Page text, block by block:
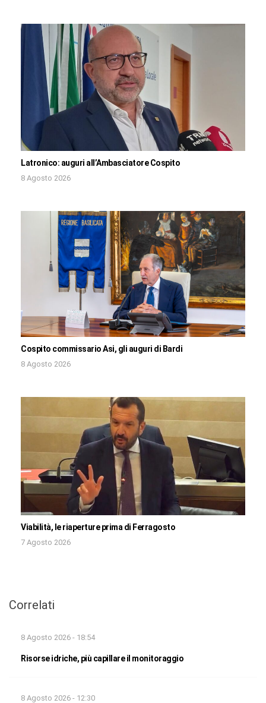
Latronico: auguri all’Ambasciatore Cospito
8 Agosto 2026
Cospito commissario Asi, gli auguri di Bardi
8 Agosto 2026
Viabilità, le riaperture prima di Ferragosto
7 Agosto 2026
Correlati
8 Agosto 2026 - 18:54
Risorse idriche, più capillare il monitoraggio
8 Agosto 2026 - 12:30